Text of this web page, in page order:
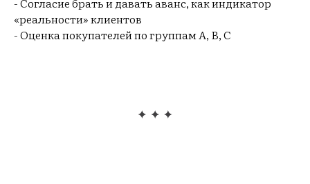
«реальности» клиентов
- Оценка покупателей по группам А, В, С